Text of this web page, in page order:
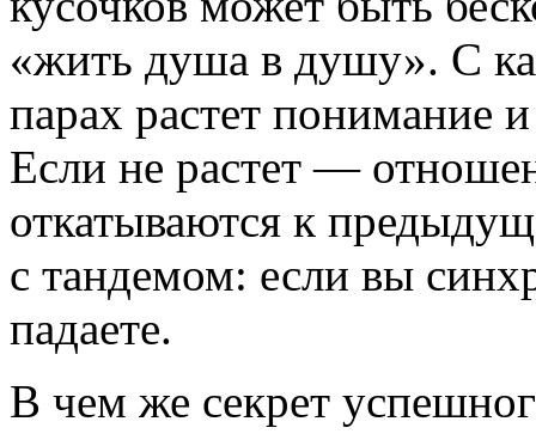
«жить душа в душу». С
парах растет понимание
Если не растет —
откатываются к
с тандемом: если вы
падаете.
В чем же секрет